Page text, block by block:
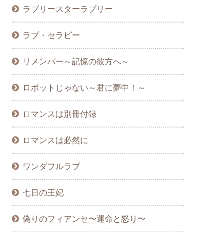
ラブリースターラブリー
ラブ・セラピー
リメンバー～記憶の彼方へ～
ロボットじゃない～君に夢中！～
ロマンスは別冊付録
ロマンスは必然に
ワンダフルラブ
七日の王妃
偽りのフィアンセ〜運命と怒り〜